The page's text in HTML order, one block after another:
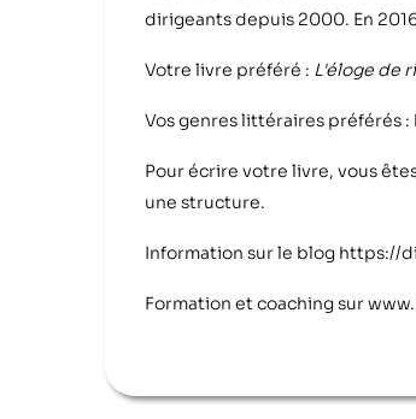
dirigeants depuis 2000. En
Votre livre préféré : L'éloge de
Vos genres littéraires préférés :
Pour écrire votre livre, vous
une structure.
Information sur le blog https://
Formation et coaching sur